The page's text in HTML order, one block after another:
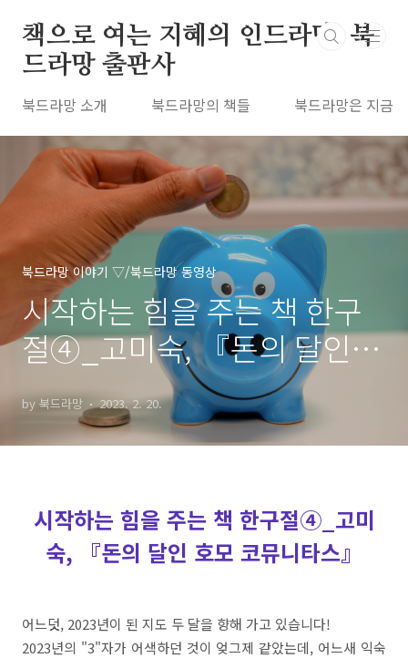
책으로 여는 지혜의 인드라망, 북
드라망 출판사
북드라망 소개 북드라망의 책들 북드라망은 지금
북드라망 이야기 ▽/북드라망 동영상
시작하는 힘을 주는 책 한구
절④_고미숙, 『돈의 달인 호
모 코뮤니타스』
by 북드라망 2023. 2. 20.
시작하는 힘을 주는 책 한구절④_고미
숙, 『돈의 달인 호모 코뮤니타스』
어느덧, 2023년이 된 지도 두 달을 향해 가고 있습니다!
2023년의 "3"자가 어색하던 것이 엊그제 같았는데, 어느새 익숙